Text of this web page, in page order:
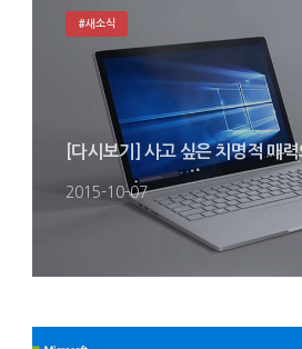
[다시보기] 사고 싶은 치명적 매
2015-10-07
#새소식